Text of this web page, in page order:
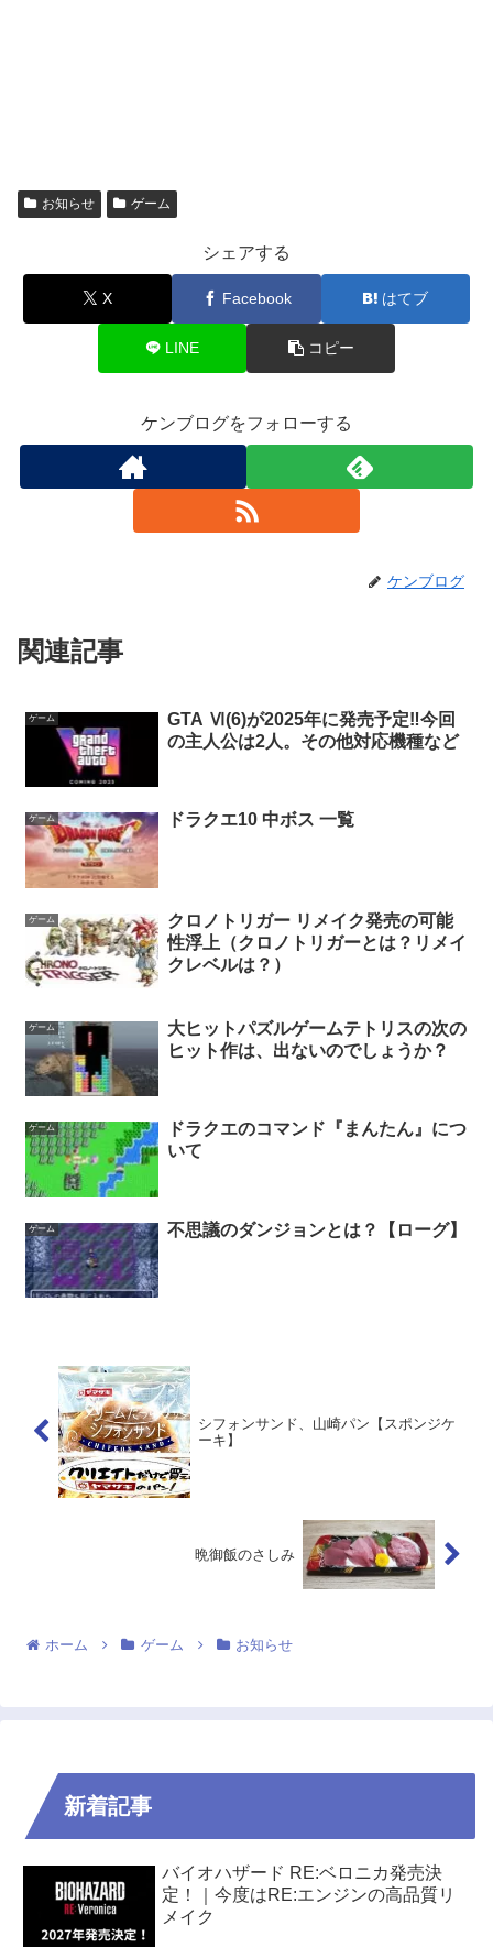
お知らせ ゲーム
シェアする
X Facebook はてブ
LINE コピー
ケンブログをフォローする
ケンブログ
関連記事
ゲーム
GTA Ⅵ(6)が2025年に発売予定‼今回
の主人公は2人。その他対応機種など
ゲーム ドラクエ10 中ボス 一覧
ゲーム
クロノトリガー リメイク発売の可能
性浮上（クロノトリガーとは？リメイ
クレベルは？）
ゲーム
大ヒットパズルゲームテトリスの次の
ヒット作は、出ないのでしょうか？
ゲーム
ドラクエのコマンド『まんたん』につ
いて
ゲーム 不思議のダンジョンとは？【ローグ】
シフォンサンド、山崎パン【スポンジケ
ーキ】
晩御飯のさしみ
ホーム ゲーム お知らせ
新着記事
バイオハザード RE:ベロニカ発売決
定！｜今度はRE:エンジンの高品質リ
メイク